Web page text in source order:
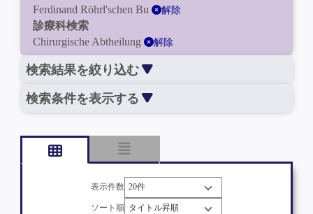
Ferdinand Röhrl'schen Bu
解除
診療科検索
Chirurgische Abtheilung
解除
検索結果を絞り込む
検索条件を表示する
表示件数
ソート順